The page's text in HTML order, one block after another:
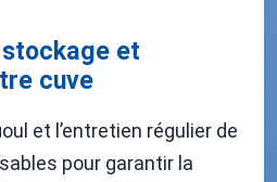
et
cuve
et l’entretien régulier de
pour garantir la